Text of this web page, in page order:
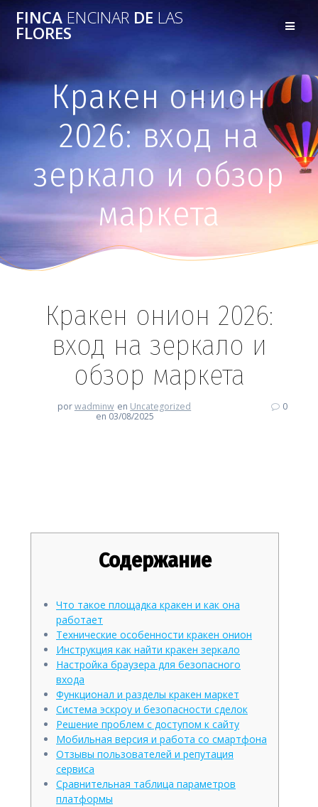
FINCAENCINAR DE LAS
FLORES
Кракен онион
2026: вход на
зеркало и обзор
маркета
Кракен онион 2026:
вход на зеркало и
обзор маркета
porwadminw en Uncategorized
en 03/08/2025
0
Содержание
Что такое площадка кракен и как она
работает
Технические особенности кракен онион
Инструкция как найти кракен зеркало
Настройка браузера для безопасного
входа
Функционал и разделы кракен маркет
Система эскроу и безопасности сделок
Решение проблем с доступом к сайту
Мобильная версия и работа со смартфона
Отзывы пользователей и репутация
сервиса
Сравнительная таблица параметров
платформы